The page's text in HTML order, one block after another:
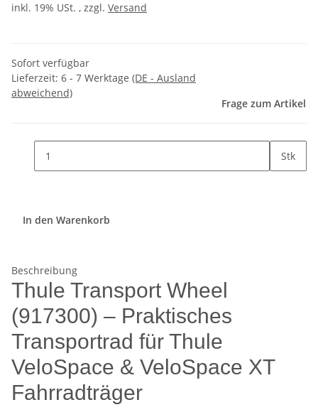
inkl. 19% USt. , zzgl. Versand
Sofort verfügbar
Lieferzeit: 6 - 7 Werktage (DE - Ausland
abweichend)
Frage zum Artikel
Stk
In den Warenkorb
Beschreibung
Thule Transport Wheel
(917300) – Praktisches
Transportrad für Thule
VeloSpace & VeloSpace XT
Fahrradträger